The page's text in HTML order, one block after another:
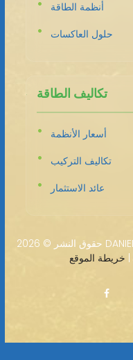
أنظمة الطاقة
حلول العاكسات
تكاليف الطاقة
أسعار الأنظمة
تكاليف التركيب
عائد الاستثمار
حقوق النشر ©
خريطة الموقع